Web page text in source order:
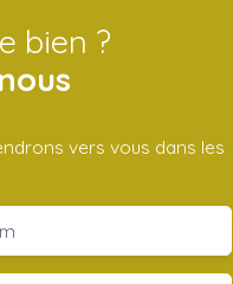
bien ?
vers vous dans les